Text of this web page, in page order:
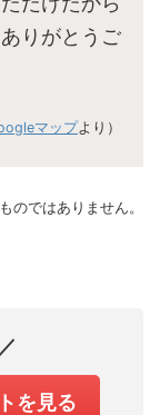
りがとうご
マップより）
のではありません。
を見る